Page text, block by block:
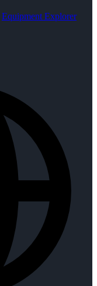
Equipment Explorer